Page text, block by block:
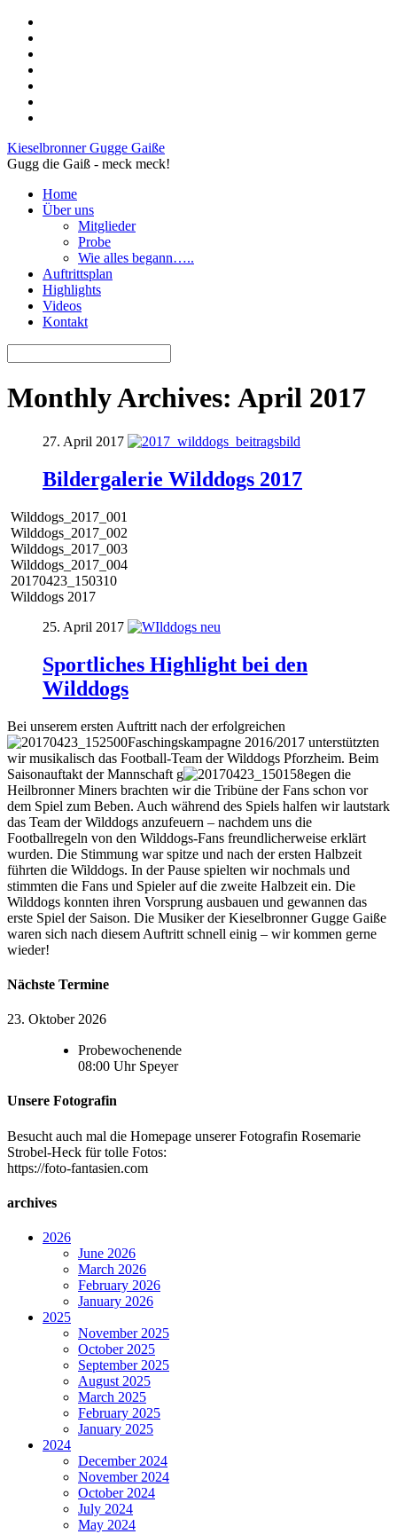
Kieselbronner Gugge Gaiße
Gugg die Gaiß - meck meck!
Home
Über uns
Mitglieder
Probe
Wie alles begann…..
Auftrittsplan
Highlights
Videos
Kontakt
Monthly Archives: April 2017
27. April 2017
Bildergalerie Wilddogs 2017
Wilddogs_2017_001
Wilddogs_2017_002
Wilddogs_2017_003
Wilddogs_2017_004
20170423_150310
Wilddogs 2017
25. April 2017
Sportliches Highlight bei den
Wilddogs
Bei unserem ersten Auftritt nach der erfolgreichen
Faschingskampagne 2016/2017 unterstützten
wir musikalisch das Football-Team der Wilddogs Pforzheim. Beim
Saisonauftakt der Mannschaft g
egen die
Heilbronner Miners brachten wir die Tribüne der Fans schon vor
dem Spiel zum Beben. Auch während des Spiels halfen wir lautstark
das Team der Wilddogs anzufeuern – nachdem uns die
Footballregeln von den Wilddogs-Fans freundlicherweise erklärt
wurden. Die Stimmung war spitze und nach der ersten Halbzeit
führten die Wilddogs. In der Pause spielten wir nochmals und
stimmten die Fans und Spieler auf die zweite Halbzeit ein. Die
Wilddogs konnten ihren Vorsprung ausbauen und gewannen das
erste Spiel der Saison. Die Musiker der Kieselbronner Gugge Gaiße
waren sich nach diesem Auftritt schnell einig – wir kommen gerne
wieder!
Nächste Termine
23. Oktober 2026
Probewochenende
08:00 Uhr Speyer
Unsere Fotografin
Besucht auch mal die Homepage unserer Fotografin Rosemarie
Strobel-Heck für tolle Fotos:
https://foto-fantasien.com
archives
2026
June 2026
March 2026
February 2026
January 2026
2025
November 2025
October 2025
September 2025
August 2025
March 2025
February 2025
January 2025
2024
December 2024
November 2024
October 2024
July 2024
May 2024